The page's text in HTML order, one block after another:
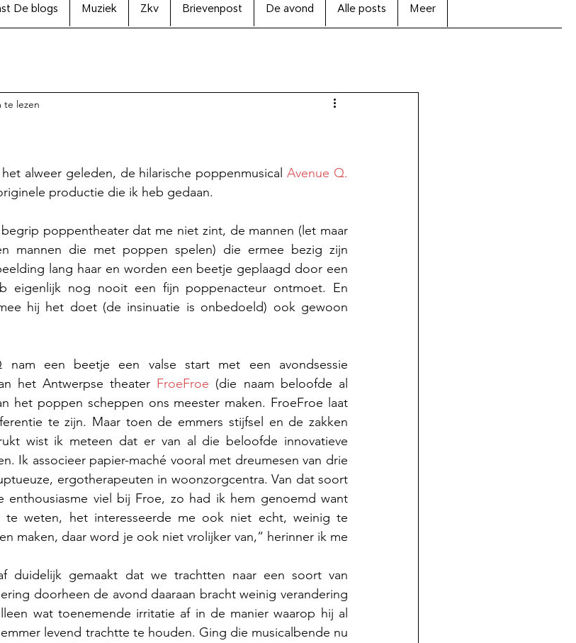
De blogs Muziek Zkv Brievenpost De avond Alle posts Meer
te lezen
het alweer geleden, de hilarische poppenmusical Avenue Q.
productie die ik heb gedaan.
poppentheater dat me niet zint, de mannen (let maar
mannen die met poppen spelen) die ermee bezig zijn
lang haar en worden een beetje geplaagd door een
eigenlijk nog nooit een fijn poppenacteur ontmoet. En
hij het doet (de insinuatie is onbedoeld) ook gewoon
een beetje een valse start met een avondsessie
het Antwerpse theater FroeFroe (die naam beloofde al
het poppen scheppen ons meester maken. FroeFroe laat
te zijn. Maar toen de emmers stijfsel en de zakken
wist ik meteen dat er van al die beloofde innovatieve
Ik associeer papier-maché vooral met dreumesen van drie
ergotherapeuten in woonzorgcentra. Van dat soort
enthousiasme viel bij Froe, zo had ik hem genoemd want
te weten, het interesseerde me ook niet echt, weinig te
maken, daar word je ook niet vrolijker van,” herinner ik me
duidelijk gemaakt dat we trachtten naar een soort van
doorheen de avond daaraan bracht weinig verandering
wat toenemende irritatie af in de manier waarop hij al
levend trachtte te houden. Ging die musicalbende nu